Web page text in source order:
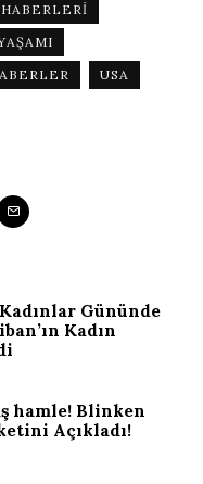
USA
Gününde
Kadın
hamle! Blinken
Açıkladı!